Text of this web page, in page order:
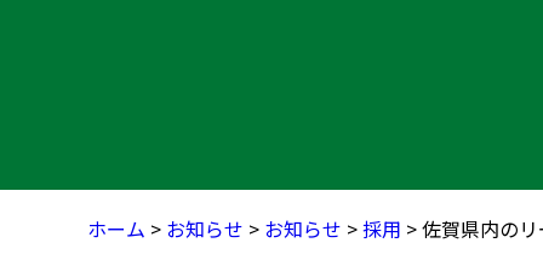
ホーム > お知らせ > お知らせ >採用 > 佐賀県内の